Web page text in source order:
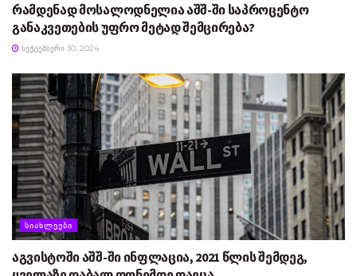
რამდენად მოსალოდნელია აშშ-ში საპროცენტო
განაკვეთების უფრო მეტად შემცირება?
ᲡᲔᲥᲢᲔᲛᲑᲔᲠᲘ 30, 2024
ᲡᲘᲐᲮᲚᲔᲔᲑᲘ
აგვისტოში აშშ-ში ინფლაცია, 2021 წლის შემდეგ,